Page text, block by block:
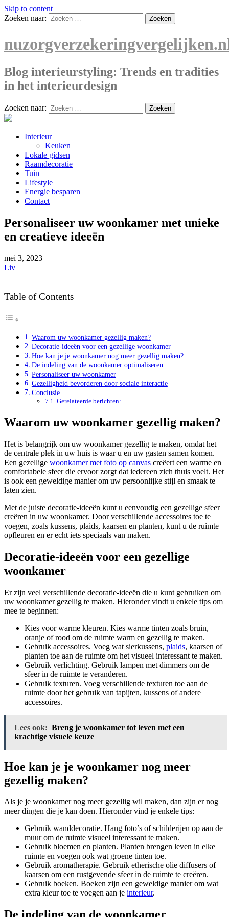
Skip to content
Zoeken naar:
Blog interieurstyling: Trends en tradities
in het interieurdesign
Zoeken naar:
Interieur
Keuken
Lokale gidsen
Raamdecoratie
Tuin
Lifestyle
Energie besparen
Contact
Personaliseer uw woonkamer met unieke
en creatieve ideeën
mei 3, 2023
Liv
Table of Contents
Waarom uw woonkamer gezellig maken?
Decoratie-ideeën voor een gezellige woonkamer
Hoe kan je je woonkamer nog meer gezellig maken?
De indeling van de woonkamer optimaliseren
Personaliseer uw woonkamer
Gezelligheid bevorderen door sociale interactie
Conclusie
Gerelateerde berichten:
Waarom uw woonkamer gezellig maken?
Het is belangrijk om uw woonkamer gezellig te maken, omdat het
de centrale plek in uw huis is waar u en uw gasten samen komen.
Een gezellige woonkamer met foto op canvas creëert een warme en
comfortabele sfeer die ervoor zorgt dat iedereen zich thuis voelt. Het
is ook een geweldige manier om uw persoonlijke stijl en smaak te
laten zien.
Met de juiste decoratie-ideeën kunt u eenvoudig een gezellige sfeer
creëren in uw woonkamer. Door verschillende accessoires toe te
voegen, zoals kussens, plaids, kaarsen en planten, kunt u de ruimte
opfleuren en er echt iets speciaals van maken.
Decoratie-ideeën voor een gezellige
woonkamer
Er zijn veel verschillende decoratie-ideeën die u kunt gebruiken om
uw woonkamer gezellig te maken. Hieronder vindt u enkele tips om
mee te beginnen:
Kies voor warme kleuren. Kies warme tinten zoals bruin,
oranje of rood om de ruimte warm en gezellig te maken.
Gebruik accessoires. Voeg wat sierkussens, plaids, kaarsen of
planten toe aan de ruimte om het visueel interessant te maken.
Gebruik verlichting. Gebruik lampen met dimmers om de
sfeer in de ruimte te veranderen.
Gebruik texturen. Voeg verschillende texturen toe aan de
ruimte door het gebruik van tapijten, kussens of andere
accessoires.
Lees ook: Breng je woonkamer tot leven met een
krachtige visuele keuze
Hoe kan je je woonkamer nog meer
gezellig maken?
Als je je woonkamer nog meer gezellig wil maken, dan zijn er nog
meer dingen die je kan doen. Hieronder vind je enkele tips:
Gebruik wanddecoratie. Hang foto’s of schilderijen op aan de
muur om de ruimte visueel interessant te maken.
Gebruik bloemen en planten. Planten brengen leven in elke
ruimte en voegen ook wat groene tinten toe.
Gebruik aromatherapie. Gebruik etherische olie diffusers of
kaarsen om een rustgevende sfeer in de ruimte te creëren.
Gebruik boeken. Boeken zijn een geweldige manier om wat
extra kleur toe te voegen aan je interieur.